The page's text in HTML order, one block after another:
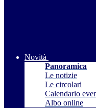
Novità
Panoramica
Le notizie
Le circolari
Calendario
Albo online